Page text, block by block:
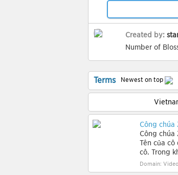
Created by:
Number of
Terms Newest on top
Công chúa
Công
Tên của
cô. Trong
Domain: